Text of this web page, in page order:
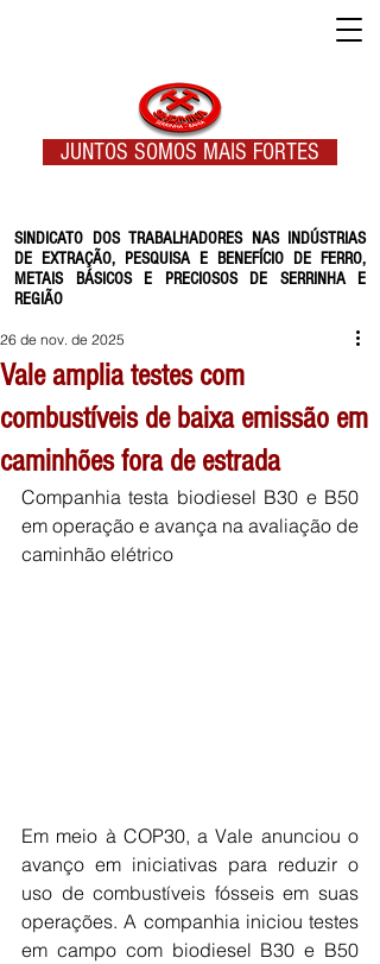
SINDICATO DOS TRABALHADORES NAS INDÚSTRIAS
DE EXTRAÇÃO, PESQUISA E BENEFÍCIO DE FERRO,
METAIS BÁSICOS E PRECIOSOS DE SERRINHA E
REGIÃO
JUNTOS SOMOS MAIS FORTES
Vale amplia testes com
combustíveis de baixa emissão em
caminhões fora de estrada
26 de nov. de 2025
Companhia testa biodiesel B30 e B50
em operação e avança na avaliação de
caminhão elétrico
Em meio à COP30, a Vale anunciou o
avanço em iniciativas para reduzir o
uso de combustíveis fósseis em suas
operações. A companhia iniciou testes
em campo com biodiesel B30 e B50